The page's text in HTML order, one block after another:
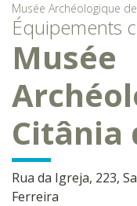
Musée Archéologique
Équipements
Musée
Citânia
Rua da Igreja, 223,
Ferreira